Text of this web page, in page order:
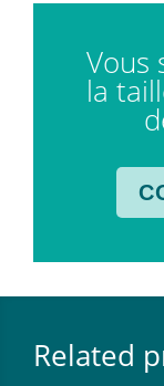
Vous
la
Related